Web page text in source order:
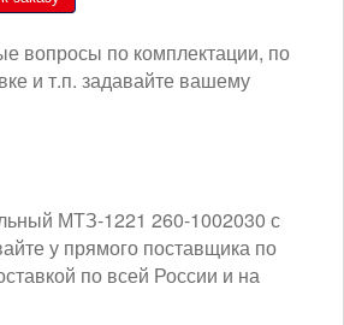
вопросы по комплектации, по
и т.п. задавайте вашему
МТЗ-1221 260-1002030 с
у прямого поставщика по
по всей России и на